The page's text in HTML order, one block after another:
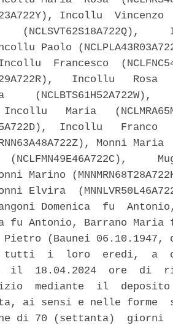
Incollu  Vincenzo
(NCLSVT62S18A722Q),
Incollu Paolo
Incollu  Francesco
Incollu   Rosa
Incollu   Maria
Incollu   Franco
Monni Maria
Marino
Monni Elvira
Bangoni Domenica  fu
fu Antonio, Barrano
(Baunei 06.10.1947,
tutti  i  loro  eredi,  a
il  18.04.2024  ore  di
mediante  il  deposito
ai sensi e nelle
di 70 (settanta)  giorni